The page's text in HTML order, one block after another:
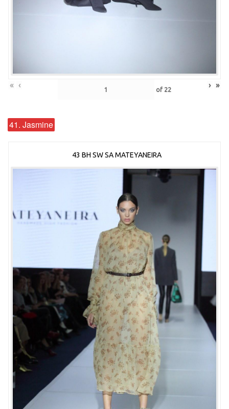
« ‹ of 22 › »
41. Jasmine
43 BH SW SA MATEYANEIRA